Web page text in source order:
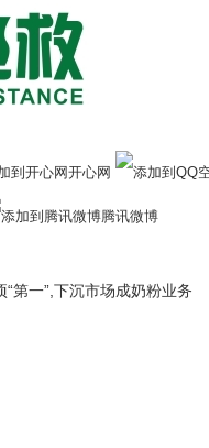
开心网
腾讯微博
第一”,下沉市场成奶粉业务